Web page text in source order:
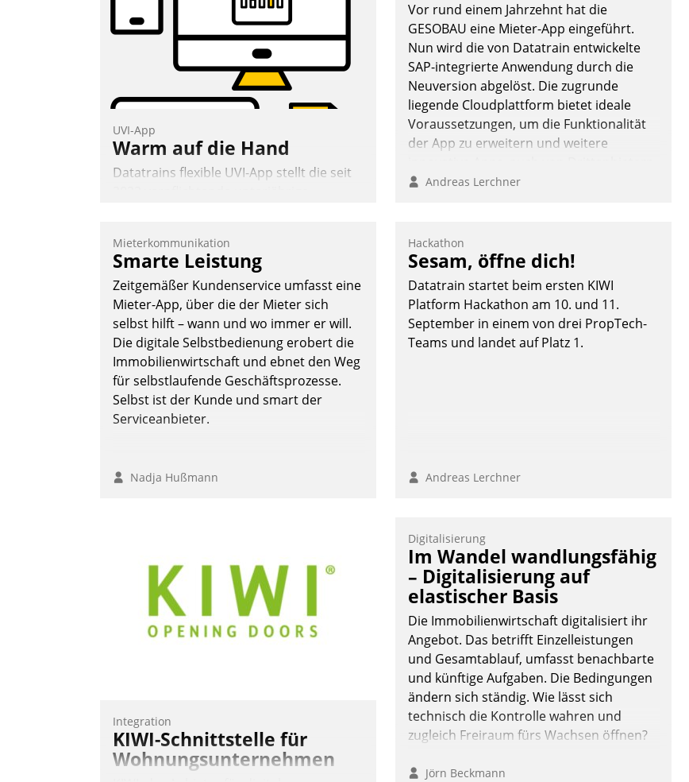
UVI-App
Warm auf die Hand
Datatrains flexible UVI-App stellt die seit
Die monatlichen Mitteilungen zum
Heizungs- und Wasserverbrauch gehen
automatisiert, vollständig und auf
Wunsch über mehrere zuvor festgelegte
Kommunikationswege bei den
Empfängern ein.
Nadja Hußmann
Vor rund einem Jahrzehnt hat die
GESOBAU eine Mieter-App eingeführt.
Nun wird die von Datatrain entwickelte
SAP-integrierte Anwendung durch die
Neuversion abgelöst. Die zugrunde
liegende Cloudplattform bietet ideale
Voraussetzungen, um die Funktionalität
der App zu erweitern und weitere
in SAP zu integrieren.
Andreas Lerchner
Mieterkommunikation
Smarte Leistung
Zeitgemäßer Kundenservice umfasst eine
Mieter-App, über die der Mieter sich
selbst hilft – wann und wo immer er will.
Die digitale Selbstbedienung erobert die
Immobilienwirtschaft und ebnet den Weg
für selbstlaufende Geschäftsprozesse.
Selbst ist der Kunde und smart der
Serviceanbieter.
Nadja Hußmann
Hackathon
Sesam, öffne dich!
Datatrain startet beim ersten KIWI
Platform Hackathon am 10. und 11.
September in einem von drei PropTech-
Teams und landet auf Platz 1.
Andreas Lerchner
Integration
KIWI-Schnittstelle für
Wohnungsunternehmen
Digitalisierung
Im Wandel wandlungsfähig
– Digitalisierung auf
elastischer Basis
Die Immobilienwirtschaft digitalisiert ihr
Angebot. Das betrifft Einzelleistungen
und Gesamtablauf, umfasst benachbarte
und künftige Aufgaben. Die Bedingungen
ändern sich ständig. Wie lässt sich
technisch die Kontrolle wahren und
zugleich Freiraum fürs Wachsen öffnen?
Jörn Beckmann